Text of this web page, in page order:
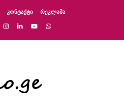
ᲙᲝᲜᲢᲐᲥᲢᲘ ᲠᲔᲙᲚᲐᲛᲐ